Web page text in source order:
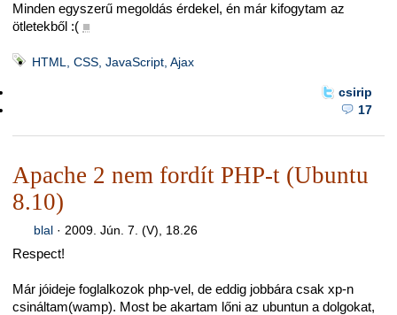
Minden egyszerű megoldás érdekel, én már kifogytam az
ötletekből :( ■
HTML, CSS, JavaScript, Ajax
csirip
17
Apache 2 nem fordít PHP-t (Ubuntu
8.10)
blal· 2009. Jún. 7. (V), 18.26
Respect!
Már jóideje foglalkozok php-vel, de eddig jobbára csak xp-n
csináltam(wamp). Most be akartam lőni az ubuntun a dolgokat,